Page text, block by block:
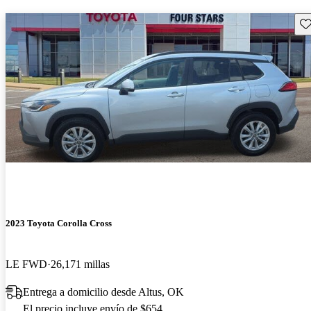
2023 Toyota Corolla Cross
LE FWD 26,171 millas
Entrega a domicilio desde Altus, OK